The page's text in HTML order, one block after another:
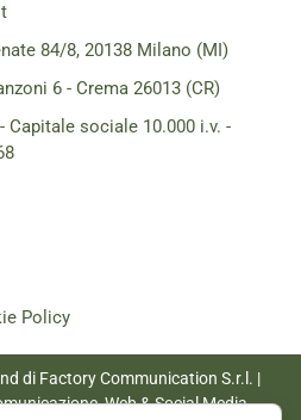
84/8, 20138 Milano (MI)
6 - Crema 26013 (CR)
Capitale sociale 10.000 i.v. -
Policy
di Factory Communication S.r.l. |
Web & Social Media